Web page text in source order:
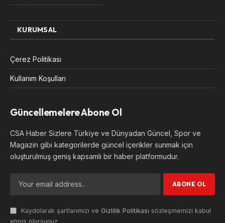
KURUMSAL
Çerez Politikası
Kullanım Koşulları
Güncellemelere Abone Ol
CSA Haber Sizlere Türkiye ve Dünyadan Güncel, Spor ve
Magazin gibi kategorilerde güncel içerikler sunmak için
oluşturulmuş geniş kapsamlı bir haber platformudur.
Kaydolarak şartlarımızı ve Gizlilik Politikası sözleşmemizi kabul
etmiş olursunuz.